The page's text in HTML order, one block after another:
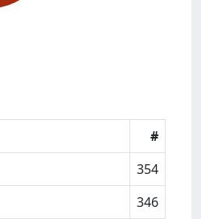
#
354
346